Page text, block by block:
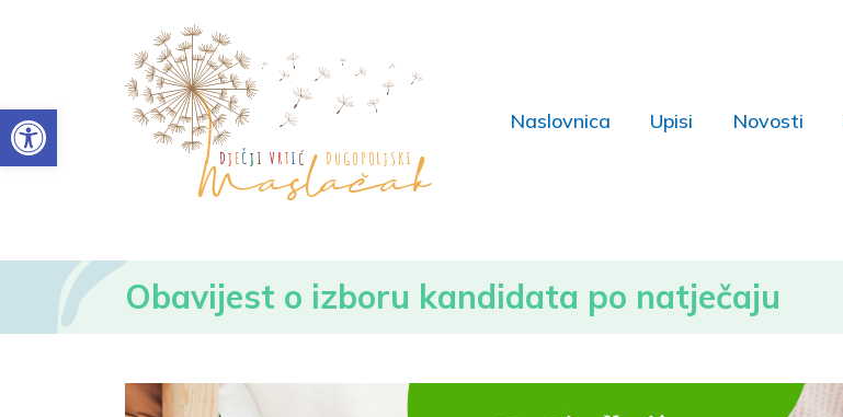
Naslovnica Upisi Novosti
Obavijest o izboru kandidata po natječaju
Open toolbar